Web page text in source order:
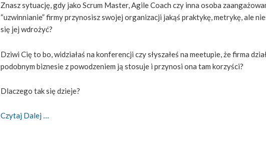
Znasz sytuację, gdy jako Scrum Master, Agile Coach czy inna osoba
“uzwinnianie” firmy przynosisz swojej organizacji jakąś praktykę, metrykę, ale
się jej wdrożyć?
Dziwi Cię to bo, widziałaś na konferencji czy słyszałeś na meetupie, że firma
podobnym biznesie z powodzeniem ją stosuje i przynosi ona tam korzyści?
Dlaczego tak się dzieje?
Czytaj Dalej